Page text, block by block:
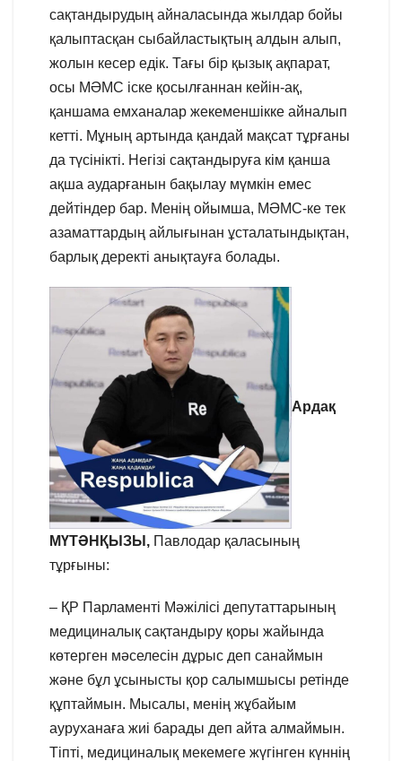
сақтандырудың айналасында жылдар бойы
қалыптасқан сыбайластықтың алдын алып,
жолын кесер едік. Тағы бір қызық ақпарат,
осы МӘМС іске қосылғаннан кейін-ақ,
қаншама емханалар жекеменшікке айналып
кетті. Мұның артында қандай мақсат тұрғаны
да түсінікті. Негізі сақтандыруға кім қанша
ақша аударғанын бақылау мүмкін емес
дейтіндер бар. Менің ойымша, МӘМС-ке тек
азаматтардың айлығынан ұсталатындықтан,
барлық деректі анықтауға болады.
Ардақ
МҮТӘНҚЫЗЫ, Павлодар қаласының
тұрғыны:
– ҚР Парламенті Мәжілісі депутаттарының
медициналық сақтандыру қоры жайында
көтерген мәселесін дұрыс деп санаймын
және бұл ұсынысты қор салымшысы ретінде
құптаймын. Мысалы, менің жұбайым
ауруханаға жиі барады деп айта алмаймын.
Тіпті, медициналық мекемеге жүгінген күннің